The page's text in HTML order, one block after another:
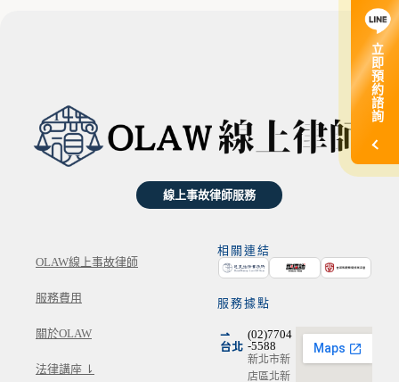
立
即
預
約
諮
詢
線上事故律師服務
OLAW線上事故律師
服務費用
關於OLAW
法律講座 ⇂
相關連結
服務據點
⇀
台北
(02)7704
-5588
新北市新
店區北新